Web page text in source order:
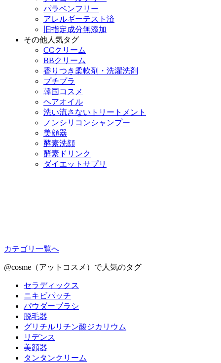
パラベンフリー
アレルギーテスト済
旧指定成分無添加
その他人気タグ
CCクリーム
BBクリーム
香りつき柔軟剤・洗濯洗剤
プチプラ
韓国コスメ
ヘアオイル
洗い流さないトリートメント
ノンシリコンシャンプー
美顔器
酵素洗顔
酵素ドリンク
ダイエットサプリ
カテゴリ一覧へ
@cosme（アットコスメ）で人気のタグ
セラディックス
ニキビパッチ
パウダーブラシ
脱毛器
グリチルリチン酸ジカリウム
リデンス
美顔器
タンタンクリーム